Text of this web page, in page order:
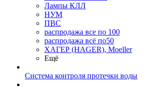
Лампы КЛЛ
НУМ
ПВС
распродажа все по 100
распродажа всё по50
ХАГЕР (HAGER), Moeller
Ещё
Система контроля протечки воды